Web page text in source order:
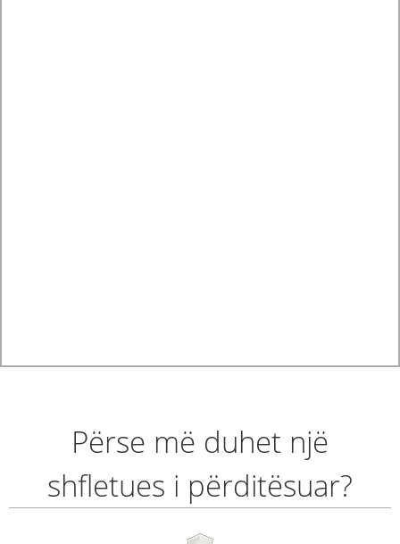
Përse më duhet një
shfletues i përditësuar?